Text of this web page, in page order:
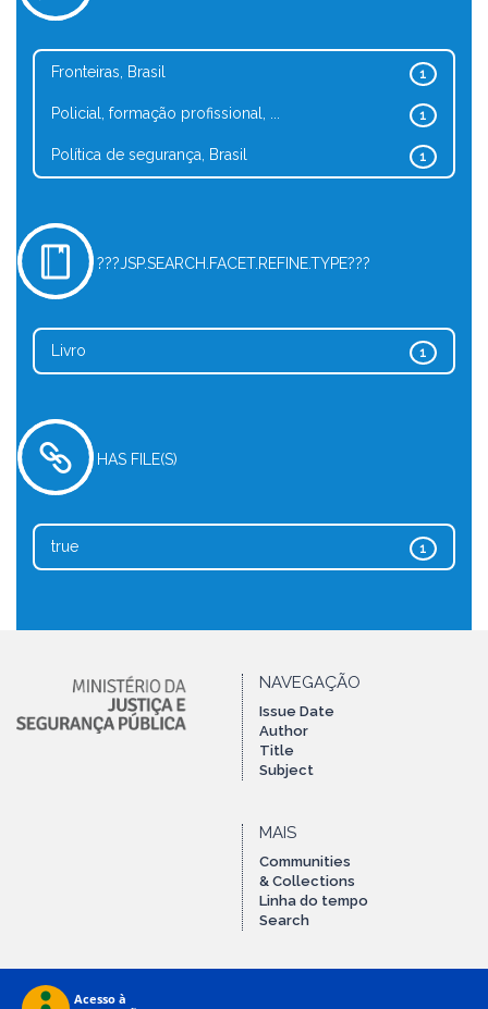
1
Fronteiras, Brasil
1
Policial, formação profissional, ...
1
Política de segurança, Brasil
???JSP.SEARCH.FACET.REFINE.TYPE???
1
Livro
HAS FILE(S)
1
true
NAVEGAÇÃO
Issue Date
Author
Title
Subject
MAIS
Communities
& Collections
Linha do tempo
Search